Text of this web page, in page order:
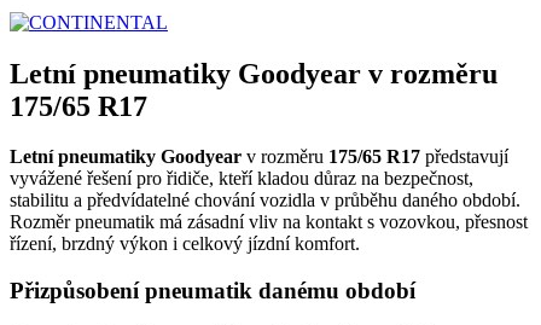
Letní pneumatiky Goodyear v rozměru
175/65 R17
Letní pneumatiky Goodyear v rozměru 175/65 R17 představují
vyvážené řešení pro řidiče, kteří kladou důraz na bezpečnost,
stabilitu a předvídatelné chování vozidla v průběhu daného období.
Rozměr pneumatik má zásadní vliv na kontakt s vozovkou, přesnost
řízení, brzdný výkon i celkový jízdní komfort.
Přizpůsobení pneumatik danému období